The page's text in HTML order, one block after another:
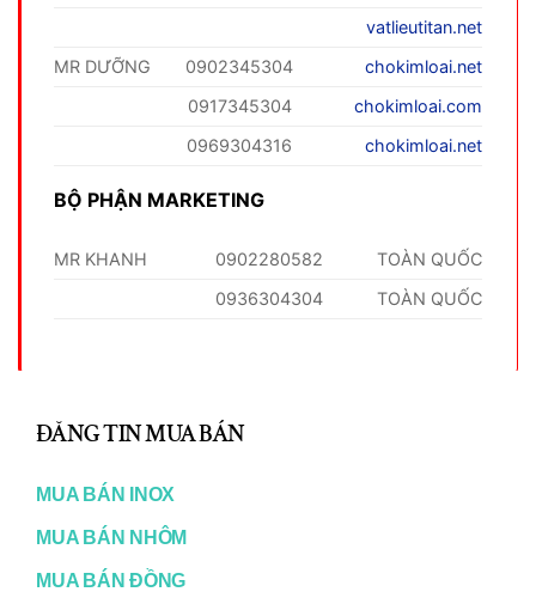
vatlieutitan.net
MR DƯỠNG
0902345304
chokimloai.net
0917345304
chokimloai.com
0969304316
chokimloai.net
BỘ PHẬN MARKETING
MR KHANH 0902280582
TOÀN QUỐC
0936304304
TOÀN QUỐC
RELATED PRODUCTS
ĐĂNG TIN MUA BÁN
MUA BÁN INOX
MUA BÁN NHÔM
MUA BÁN ĐỒNG